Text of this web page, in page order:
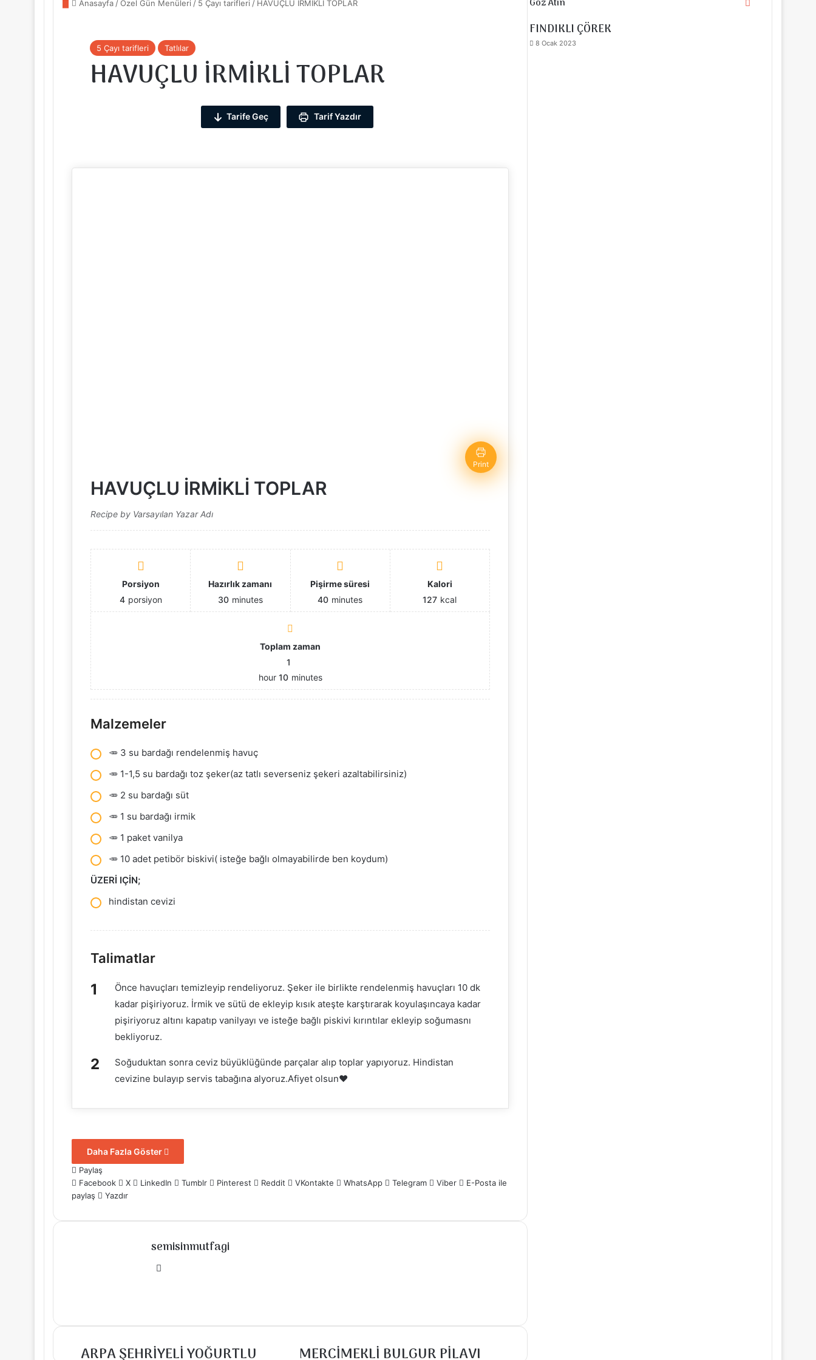
Anasayfa /Özel Gün Menüleri / 5 Çayı tarifleri / HAVUÇLU İRMİKLİ TOPLAR
5 Çayı tarifleri Tatlılar
HAVUÇLU İRMİKLİ TOPLAR
Tarife Geç Tarif Yazdır
Print
HAVUÇLU İRMİKLİ TOPLAR
Recipe by Varsayılan Yazar Adı
Porsiyon
4 porsiyon
Hazırlık zamanı
30 minutes
Pişirme süresi
40 minutes
Kalori
127 kcal
Toplam zaman
1
hour 10 minutes
Malzemeler
🥕 3 su bardağı rendelenmiş havuç
🥕 1-1,5 su bardağı toz şeker(az tatlı severseniz şekeri azaltabilirsiniz)
🥕 2 su bardağı süt
🥕 1 su bardağı irmik
🥕 1 paket vanilya
🥕 10 adet petibör biskivi( isteğe bağlı olmayabilirde ben koydum)
ÜZERİ IÇİN;
hindistan cevizi
Talimatlar
Önce havuçları temizleyip rendeliyoruz. Şeker ile birlikte rendelenmiş havuçları 10 dk
kadar pişiriyoruz. İrmik ve sütü de ekleyip kısık ateşte karştırarak koyulaşıncaya kadar
pişiriyoruz altını kapatıp vanilyayı ve isteğe bağlı piskivi kırıntılar ekleyip soğumasnı
bekliyoruz.
Soğuduktan sonra ceviz büyüklüğünde parçalar alıp toplar yapıyoruz. Hindistan
cevizine bulayıp servis tabağına alyoruz.Afiyet olsun❤
Daha Fazla Göster
Paylaş
Facebook
X LinkedIn Tumblr Pinterest Reddit VKontakte WhatsApp Telegram Viber
E-Posta ile
paylaş
Yazdır
semisinmutfagi
ARPA
ARPA ŞEHRİYELİ YOĞURTLU
MERCİMEKLİ
MERCİMEKLİ BULGUR PİLAVI
Göz Atın
FINDIKLI ÇÖREK
8 Ocak 2023